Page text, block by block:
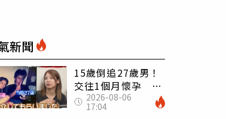
新聞
15歲倒追27歲男！
交往1個月懷孕 36
歲當阿嬤故事曝光
2026-08-06
17:04